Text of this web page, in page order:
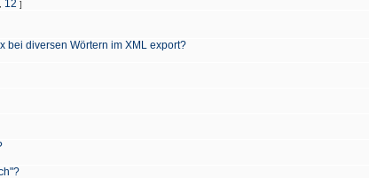
12 ]
bei diversen Wörtern im XML export?